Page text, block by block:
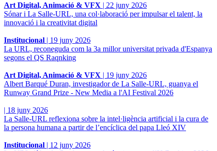
Art Digital, Animació & VFX | 22 juny 2026
Sónar i La Salle-URL, una col·laboració per impulsar el talent, la
innovació i la creativitat digital
Institucional | 19 juny 2026
La URL, reconeguda com la 3a millor universitat privada d'Espanya
segons el QS Raqnking
Art Digital, Animació & VFX | 19 juny 2026
Albert Barqué Duran, investigador de La Salle-URL, guanya el
Runway Grand Prize - New Media a l'AI Festival 2026
| 18 juny 2026
La Salle-URL reflexiona sobre la intel·ligència artificial i la cura de
la persona humana a partir de l’encíclica del papa Lleó XIV
Institucional | 12 juny 2026